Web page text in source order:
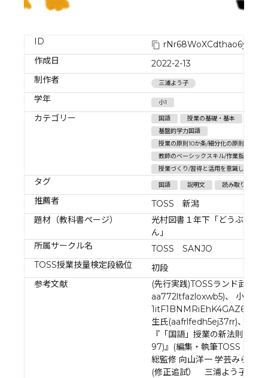
ID
rNr68WoXCdthao6ynsnG
作成日
2022-2-13
制作者
三浦よう子
学年 小1
カテゴリー 国語 授業の基礎・基本
基盤的学力国語
授業の原則10か条/細分化の原則
教師のベーシックスキル/作業指示
授業づくり/習得と活用を意識した授業
タグ 国語 説明文 読み取り
推薦者
TOSS 新潟
題材（教科書ページ）
光村図書１年下「どうぶつの
ん」
所属サークル名
TOSS SANJO
TOSS授業技量検定段級位
初段
参考文献
(先行実践)TOSSランド武田晃
aa772ltfazloxwb5)、 小島庸
1itF1BNMRiEhK4GAZ6X3)、
生氏(aafrlfedh5ej37rr)、 (参
『「国語」授業の新法則１年
97)』(編集・執筆TOSS「国語
総監修 向山洋一 学芸みらい社
(修正追試） 三浦よう子